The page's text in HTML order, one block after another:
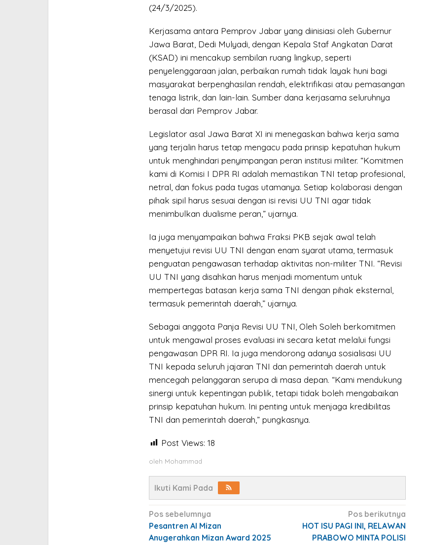
(24/3/2025).
Kerjasama antara Pemprov Jabar yang diinisiasi oleh Gubernur
Jawa Barat, Dedi Mulyadi, dengan Kepala Staf Angkatan Darat
(KSAD) ini mencakup sembilan ruang lingkup, seperti
penyelenggaraan jalan, perbaikan rumah tidak layak huni bagi
masyarakat berpenghasilan rendah, elektrifikasi atau pemasangan
tenaga listrik, dan lain-lain. Sumber dana kerjasama seluruhnya
berasal dari Pemprov Jabar.
Legislator asal Jawa Barat XI ini menegaskan bahwa kerja sama
yang terjalin harus tetap mengacu pada prinsip kepatuhan hukum
untuk menghindari penyimpangan peran institusi militer. “Komitmen
kami di Komisi I DPR RI adalah memastikan TNI tetap profesional,
netral, dan fokus pada tugas utamanya. Setiap kolaborasi dengan
pihak sipil harus sesuai dengan isi revisi UU TNI agar tidak
menimbulkan dualisme peran,” ujarnya.
Ia juga menyampaikan bahwa Fraksi PKB sejak awal telah
menyetujui revisi UU TNI dengan enam syarat utama, termasuk
penguatan pengawasan terhadap aktivitas non-militer TNI. “Revisi
UU TNI yang disahkan harus menjadi momentum untuk
mempertegas batasan kerja sama TNI dengan pihak eksternal,
termasuk pemerintah daerah,” ujarnya.
Sebagai anggota Panja Revisi UU TNI, Oleh Soleh berkomitmen
untuk mengawal proses evaluasi ini secara ketat melalui fungsi
pengawasan DPR RI. Ia juga mendorong adanya sosialisasi UU
TNI kepada seluruh jajaran TNI dan pemerintah daerah untuk
mencegah pelanggaran serupa di masa depan. “Kami mendukung
sinergi untuk kepentingan publik, tetapi tidak boleh mengabaikan
prinsip kepatuhan hukum. Ini penting untuk menjaga kredibilitas
TNI dan pemerintah daerah,” pungkasnya.
Post Views: 18
oleh Mohammad
Ikuti Kami Pada
Navigasi
pos
Pos sebelumnya
Pesantren Al Mizan
Anugerahkan Mizan Award 2025
Pos berikutnya
HOT ISU PAGI INI, RELAWAN
PRABOWO MINTA POLISI